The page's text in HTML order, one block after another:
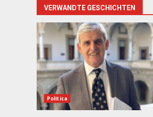
VERWANDTE GESCHICHTEN
Politica